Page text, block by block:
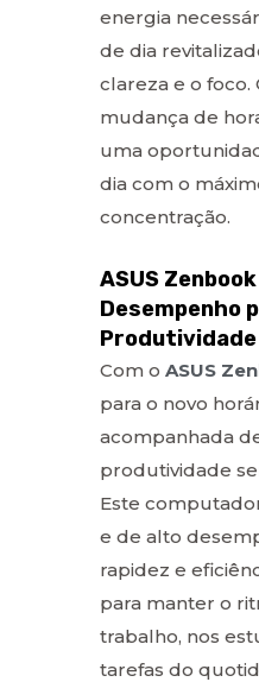
energia
de dia
clareza e o foco.
mudança de
uma
dia com o
concentração.
ASUS
Desempenho
Produtividade
Com o ASUS
para o novo
acompanhada
produtividade
Este
e de alto
rapidez e
para manter o
trabalho, nos
tarefas do